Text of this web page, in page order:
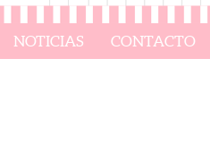
NOTICIAS CONTACTO